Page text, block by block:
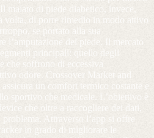
malato di piede diabetico, invece,
volta, di porre rimedio in modo attivo
se portato alla sua
l’amputazione del piede. Il mercato
principali: quello degli
che soffrono di eccessiva
odore. Crossover Market and
assicura un comfort termico costante e
sportivo che medicale. L’obiettivo è
che oltre a raccogliere dei dati,
Attraverso l’app si offre
in grado di migliorare le